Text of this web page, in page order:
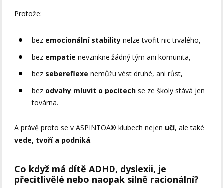
Protože:
bez emocionální stability nelze tvořit nic trvalého,
bez empatie nevznikne žádný tým ani komunita,
bez sebereflexe nemůžu vést druhé, ani růst,
bez odvahy mluvit o pocitech se ze školy stává jen
továrna.
A právě proto se v ASPINTOA® klubech nejen učí, ale také
vede, tvoří a podniká.
Co když má dítě ADHD, dyslexii, je
přecitlivělé nebo naopak silně racionální?